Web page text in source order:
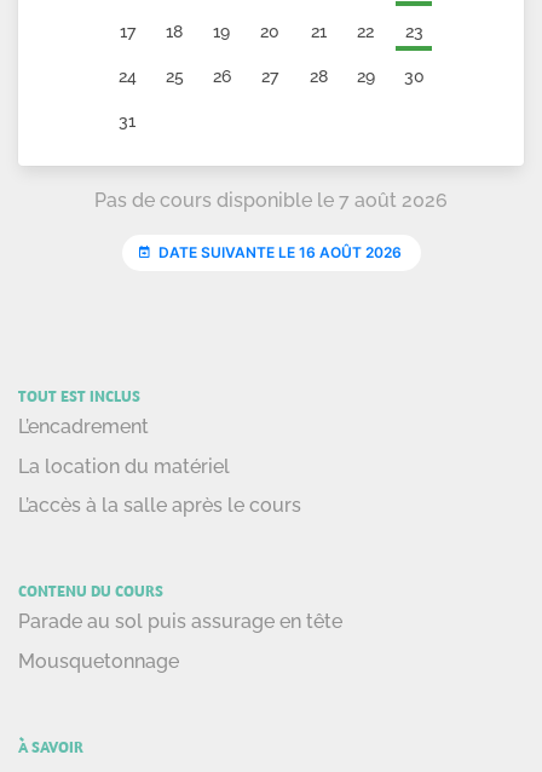
TOUT EST INCLUS
L’encadrement
La location du matériel
L’accès à la salle après le cours
CONTENU DU COURS
Parade au sol puis assurage en tête
Mousquetonnage
À SAVOIR